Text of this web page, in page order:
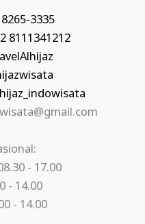
3335
8111341212
- 17.00
- 14.00
- 14.00